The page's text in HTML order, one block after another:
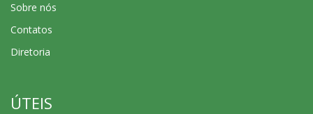
Sobre nós
Contatos
Diretoria
ÚTEIS